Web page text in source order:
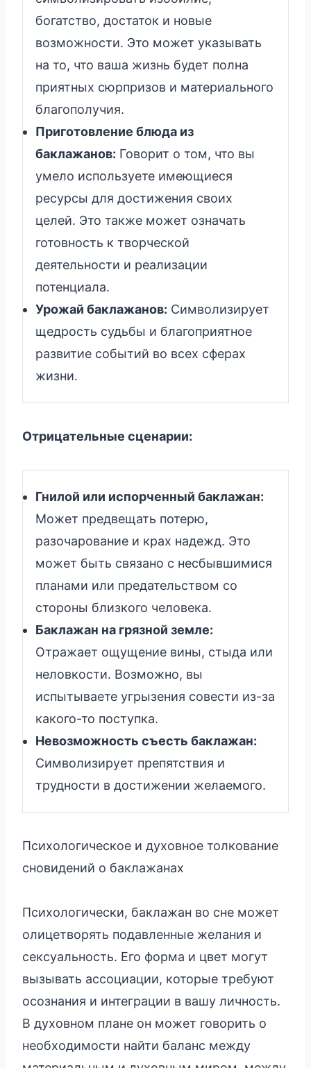
богатство, достаток и новые
возможности. Это может указывать
на то, что ваша жизнь будет полна
приятных сюрпризов и материального
благополучия.
Приготовление блюда из
баклажанов: Говорит о том, что вы
умело используете имеющиеся
ресурсы для достижения своих
целей. Это также может означать
готовность к творческой
деятельности и реализации
потенциала.
Урожай баклажанов: Символизирует
щедрость судьбы и благоприятное
развитие событий во всех сферах
жизни.
Отрицательные сценарии:
Гнилой или испорченный баклажан:
Может предвещать потерю,
разочарование и крах надежд. Это
может быть связано с несбывшимися
планами или предательством со
стороны близкого человека.
Баклажан на грязной земле:
Отражает ощущение вины, стыда или
неловкости. Возможно, вы
испытываете угрызения совести из-за
какого-то поступка.
Невозможность съесть баклажан:
Символизирует препятствия и
трудности в достижении желаемого.
Психологическое и духовное толкование
сновидений о баклажанах
Психологически, баклажан во сне может
олицетворять подавленные желания и
сексуальность. Его форма и цвет могут
вызывать ассоциации, которые требуют
осознания и интеграции в вашу личность.
В духовном плане он может говорить о
необходимости найти баланс между